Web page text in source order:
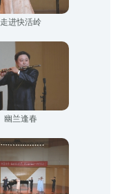
走进快活岭
幽兰逢春